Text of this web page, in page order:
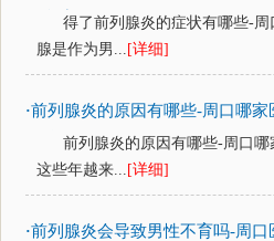
要多少钱？
得了前列腺炎的症状有哪些-
腺是作为男... [详细]
·前列腺炎的原因有哪些-周口哪家
列腺炎？前列腺炎的原因有哪些-周口
这些年越来... [详细]
·前列腺炎会导致男性不育吗-周口